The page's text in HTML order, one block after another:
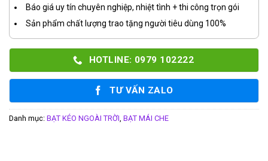
Báo giá uy tín chuyên nghiệp, nhiệt tình + thi công trọn gói
Sản phẩm chất lượng trao tặng người tiêu dùng 100%
HOTLINE: 0979 102222
TƯ VẤN ZALO
Danh mục: BẠT KÉO NGOÀI TRỜI, BẠT MÁI CHE